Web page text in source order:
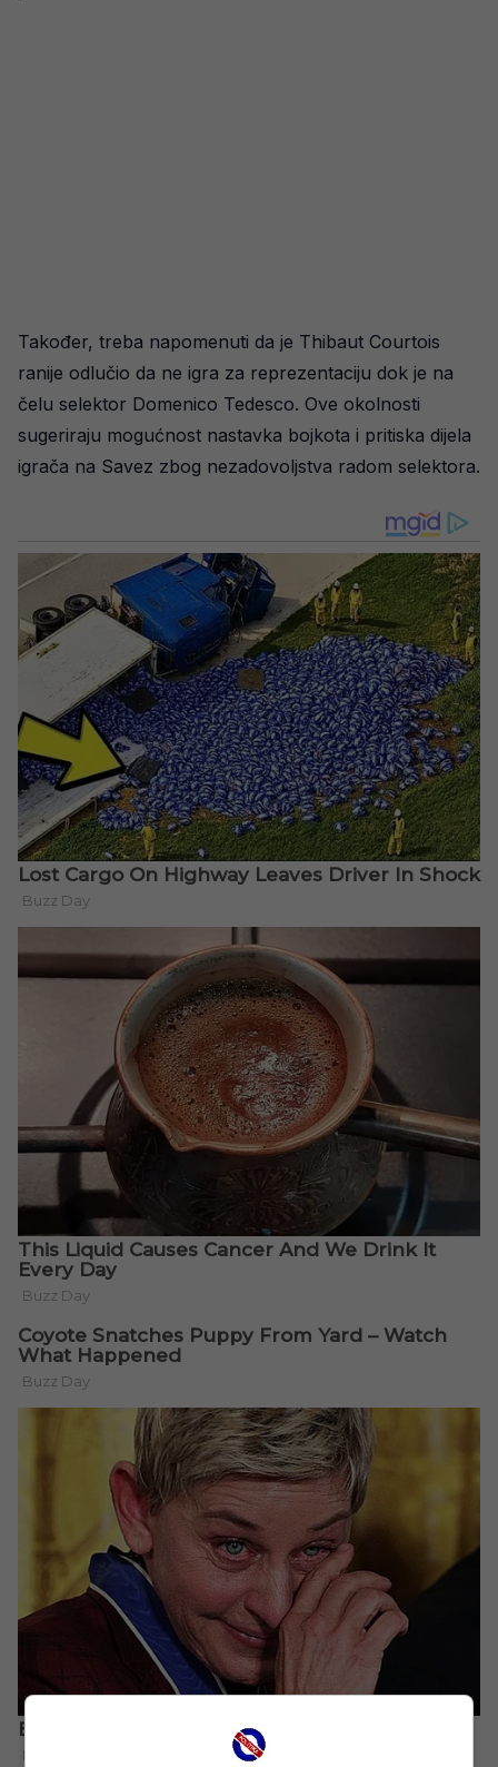
Također, treba napomenuti da je Thibaut Courtois
ranije odlučio da ne igra za reprezentaciju dok je na
čelu selektor Domenico Tedesco. Ove okolnosti
sugeriraju mogućnost nastavka bojkota i pritiska dijela
igrača na Savez zbog nezadovoljstva radom selektora.